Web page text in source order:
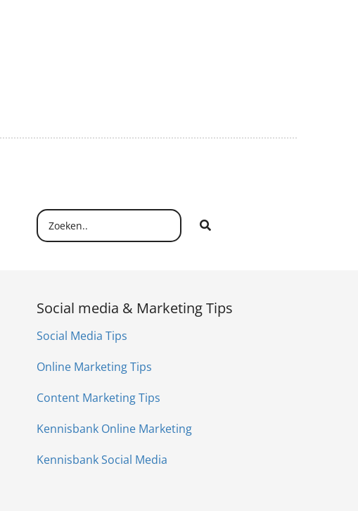
Social media & Marketing Tips
Social Media Tips
Online Marketing Tips
Content Marketing Tips
Kennisbank Online Marketing
Kennisbank Social Media